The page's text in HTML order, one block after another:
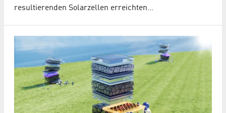
resultierenden Solarzellen erreichten…